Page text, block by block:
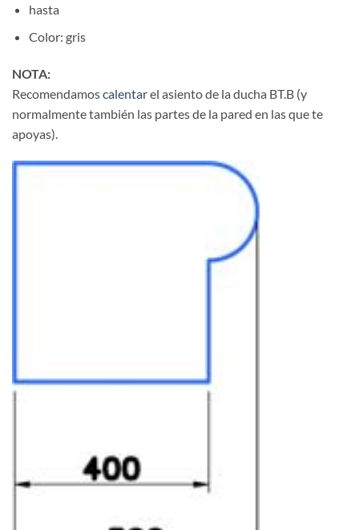
hasta
Color: gris
NOTA:
Recomendamoscalentarel asiento de la ducha BT.B (y
normalmente también las partes de la pared en las que te
apoyas).